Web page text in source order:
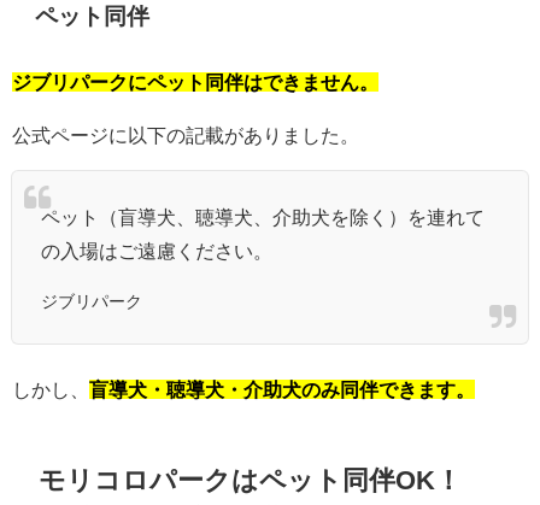
ペット同伴
ジブリパークにペット同伴はできません。
公式ページに以下の記載がありました。
ペット（盲導犬、聴導犬、介助犬を除く）を連れて
の入場はご遠慮ください。
ジブリパーク
しかし、 盲導犬・聴導犬・介助犬のみ同伴できます。
モリコロパークはペット同伴OK！